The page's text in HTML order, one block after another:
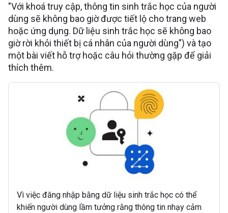
"Với khoá truy cập, thông tin sinh trắc học của người
dùng sẽ không bao giờ được tiết lộ cho trang web
hoặc ứng dụng. Dữ liệu sinh trắc học sẽ không bao
giờ rời khỏi thiết bị cá nhân của người dùng") và tạo
một bài viết hỗ trợ hoặc câu hỏi thường gặp để giải
thích thêm.
Vì việc đăng nhập bằng dữ liệu sinh trắc học có thể
khiến người dùng lầm tưởng rằng thông tin nhạy cảm